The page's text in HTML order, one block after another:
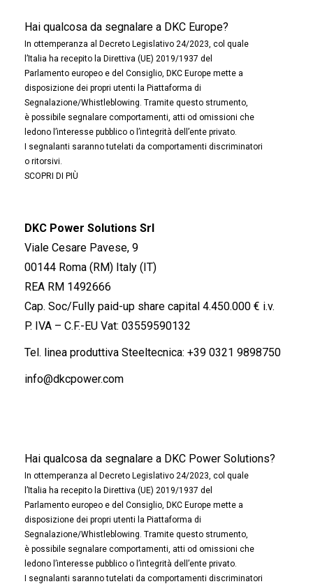
Hai qualcosa da segnalare a DKC Europe?
In ottemperanza al Decreto Legislativo 24/2023, col quale
l’Italia ha recepito la Direttiva (UE) 2019/1937 del
Parlamento europeo e del Consiglio, DKC Europe mette a
disposizione dei propri utenti la Piattaforma di
Segnalazione/Whistleblowing. Tramite questo strumento,
è possibile segnalare comportamenti, atti od omissioni che
ledono l’interesse pubblico o l’integrità dell’ente privato.
I segnalanti saranno tutelati da comportamenti discriminatori
o ritorsivi.
SCOPRI DI PIÙ
DKC Power Solutions Srl
Viale Cesare Pavese, 9
00144 Roma (RM) Italy (IT)
REA RM 1492666
Cap. Soc/Fully paid-up share capital 4.450.000 € i.v.
P. IVA – C.F.-EU Vat: 03559590132
Tel. linea produttiva Steeltecnica: +39 0321 9898750
info@dkcpower.com
Hai qualcosa da segnalare a DKC Power Solutions?
In ottemperanza al Decreto Legislativo 24/2023, col quale
l’Italia ha recepito la Direttiva (UE) 2019/1937 del
Parlamento europeo e del Consiglio, DKC Europe mette a
disposizione dei propri utenti la Piattaforma di
Segnalazione/Whistleblowing. Tramite questo strumento,
è possibile segnalare comportamenti, atti od omissioni che
ledono l’interesse pubblico o l’integrità dell’ente privato.
I segnalanti saranno tutelati da comportamenti discriminatori